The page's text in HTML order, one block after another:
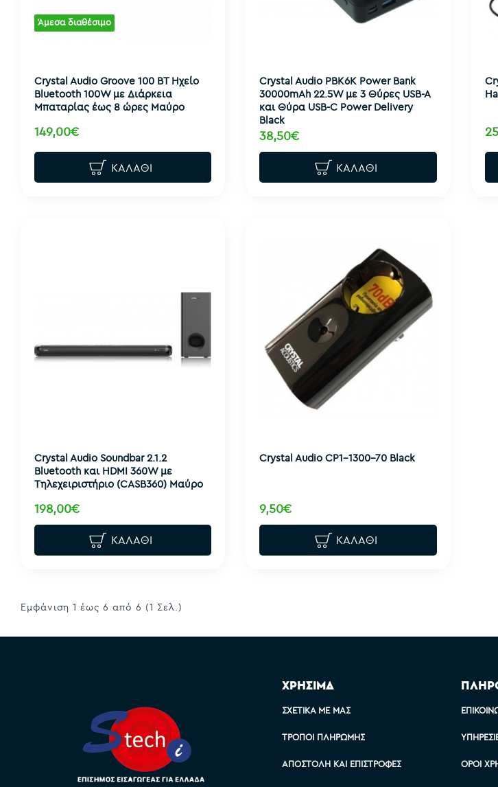
Άμεσα διαθέσιμο
Crystal Audio Groove 100 ΒΤ Ηχείο
Bluetooth 100W με Διάρκεια
Μπαταρίας έως 8 ώρες Μαύρο
149,00€
ΚΑΛΆΘΙ
Crystal Audio PBK6K Power Bank
30000mAh 22.5W με 3 Θύρες USB-A
και Θύρα USB-C Power Delivery
Black
38,50€
ΚΑΛΆΘΙ
Crystal Audio Soundbar 2.1.2
Bluetooth και HDMI 360W με
Τηλεχειριστήριο (CASB360) Μαύρο
198,00€
ΚΑΛΆΘΙ
Crystal Audio CP1-1300-70 Black
9,50€
ΚΑΛΆΘΙ
Εμφάνιση 1 έως 6 από 6 (1 Σελ.)
ΧΡΗΣΙΜΑ
ΣΧΕΤΙΚΆ ΜΕ ΜΑΣ
ΤΡΌΠΟΙ ΠΛΗΡΩΜΉΣ
ΑΠΟΣΤΟΛΉ ΚΑΙ ΕΠΙΣΤΡΟΦΈΣ ΌΡΟΙ